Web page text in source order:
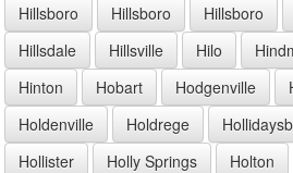
Hillsboro
Hillsboro Hillsboro
Hillsdale
Hillsville Hilo
Hinton
Hobart Hodgenville
Holdenville
Holdrege
Hollister
Holly Springs Holton